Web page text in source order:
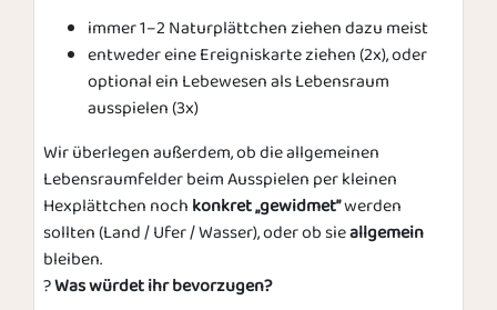
immer 1–2 Naturplättchen ziehen dazu meist
entweder eine Ereigniskarte ziehen (2x), oder
optional ein Lebewesen als Lebensraum
ausspielen (3x)
Wir überlegen außerdem, ob die allgemeinen
Lebensraumfelder beim Ausspielen per kleinen
Hexplättchen noch konkret „gewidmet”werden
sollten (Land / Ufer / Wasser), oder ob sieallgemein
bleiben.
?Was würdet ihr bevorzugen?